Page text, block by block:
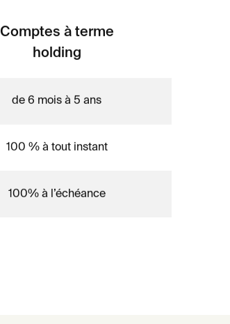
Comptes à terme
holding
de 6 mois à 5 ans
100 % à tout instant
100% à l’échéance